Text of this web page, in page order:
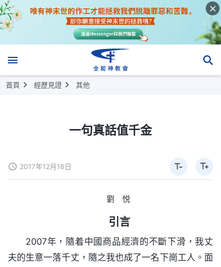
首頁 經歷見證 其他
一句真話值千金
2017年12月16日
劉 悦
引言
2007年，隨着中國商品經濟的不斷下滑，我丈
夫的生意一落千丈，隨之我也成了一名下崗工人。面